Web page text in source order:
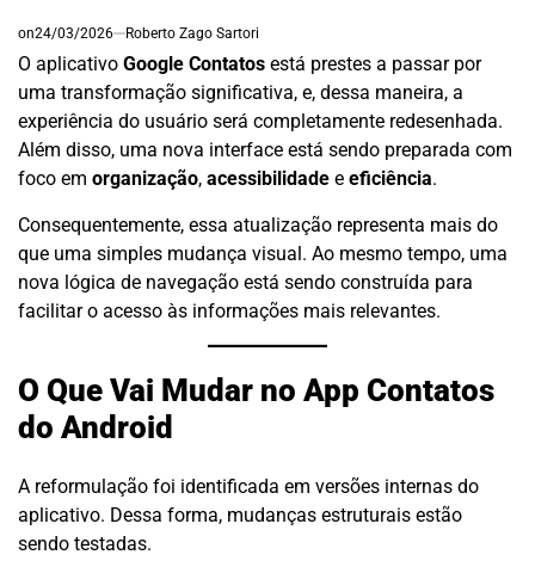
on24/03/2026 Roberto Zago Sartori
O aplicativo Google Contatos está prestes a passar por
uma transformação significativa, e, dessa maneira, a
experiência do usuário será completamente redesenhada.
Além disso, uma nova interface está sendo preparada com
foco em organização, acessibilidade e eficiência.
Consequentemente, essa atualização representa mais do
que uma simples mudança visual. Ao mesmo tempo, uma
nova lógica de navegação está sendo construída para
facilitar o acesso às informações mais relevantes.
O Que Vai Mudar no App Contatos
do Android
A reformulação foi identificada em versões internas do
aplicativo. Dessa forma, mudanças estruturais estão
sendo testadas.